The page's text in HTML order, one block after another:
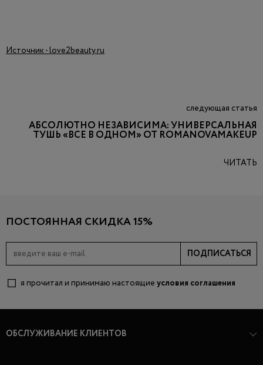
Источник - love2beauty.ru
следующая статья
АБСОЛЮТНО НЕЗАВИСИМА: УНИВЕРСАЛЬНАЯ
ТУШЬ «ВСЕ В ОДНОМ» ОТ ROMANOVAMAKEUP
ЧИТАТЬ
ПОСТОЯННАЯ СКИДКА 15%
ПОДПИСАТЬСЯ
я прочитал и принимаю настоящие условия соглашения
ОБСЛУЖИВАНИЕ КЛИЕНТОВ